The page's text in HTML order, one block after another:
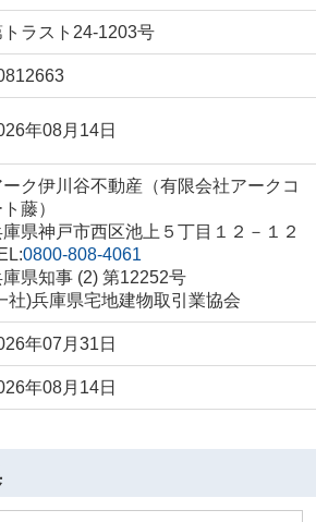
トラスト24-1203号
年08月14日
ーク伊川谷不動産（有限会社アークコ
藤）
県神戸市西区池上５丁目１２－１２
0800-808-4061
庫県知事 (2) 第12252号
社)兵庫県宅地建物取引業協会
年07月31日
年08月14日